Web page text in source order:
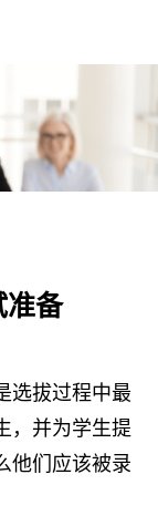
备
选拔过程中最
，并为学生提
他们应该被录